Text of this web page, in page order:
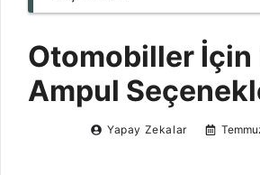
Otomobiller İçin
Ampul
Yapay Zekalar